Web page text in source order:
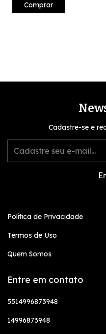
Comprar
Cadastre-se e
Política de Privacidade
Termos de Uso
Quem Somos
Entre em contato
5514996873948
14996873948